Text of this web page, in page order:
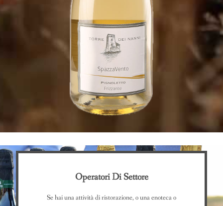
Operatori Di Settore
Se hai una attività di ristorazione, o una enoteca o